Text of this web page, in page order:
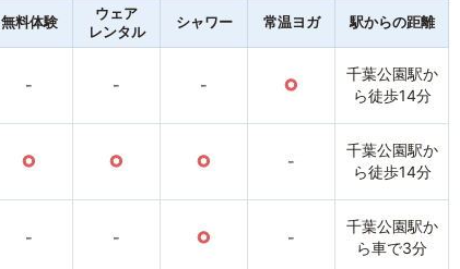
無料体験
ウェア
レンタル
シャワー 常温ヨガ 駅からの距離
- - - ○
千葉公園駅か
ら徒歩14分
○ ○ ○ -
千葉公園駅か
ら徒歩14分
- - ○ -
千葉公園駅か
ら車で3分